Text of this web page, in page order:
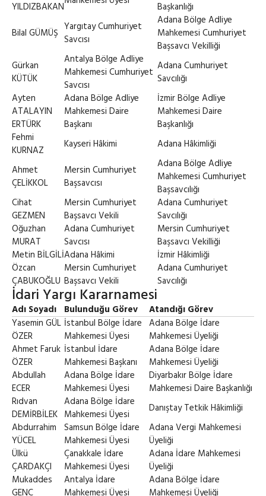
YILDIZBAKAN
Başkanlığı
Bilal GÜMÜŞ Yargıtay Cumhuriyet
Savcısı
Adana Bölge Adliye
Mahkemesi Cumhuriyet
Başsavcı Vekilliği
Gürkan
KÜTÜK
Antalya Bölge Adliye
Mahkemesi Cumhuriyet
Savcısı
Adana Cumhuriyet
Savcılığı
Ayten
ATALAYIN
ERTÜRK
Adana Bölge Adliye
Mahkemesi Daire
Başkanı
İzmir Bölge Adliye
Mahkemesi Daire
Başkanlığı
Fehmi
KURNAZ
Kayseri Hâkimi
Adana Hâkimliği
Ahmet
ÇELİKKOL
Mersin Cumhuriyet
Başsavcısı
Adana Bölge Adliye
Mahkemesi Cumhuriyet
Başsavcılığı
Cihat
GEZMEN
Mersin Cumhuriyet
Başsavcı Vekili
Adana Cumhuriyet
Savcılığı
Oğuzhan
MURAT
Adana Cumhuriyet
Savcısı
Mersin Cumhuriyet
Başsavcı Vekilliği
Metin BİLGİLİAdana Hâkimi
İzmir Hâkimliği
Özcan
ÇABUKOĞLU
Mersin Cumhuriyet
Başsavcı Vekili
Adana Cumhuriyet
Savcılığı
İdari Yargı Kararnamesi
Adı Soyadı Bulunduğu Görev
Atandığı Görev
Yasemin GÜL
ÖZER
İstanbul Bölge İdare
Mahkemesi Üyesi
Adana Bölge İdare
Mahkemesi Üyeliği
Ahmet Faruk
ÖZER
İstanbul İdare
Mahkemesi Başkanı
Adana Bölge İdare
Mahkemesi Üyeliği
Abdullah
ECER
Adana Bölge İdare
Mahkemesi Üyesi
Diyarbakır Bölge İdare
Mahkemesi Daire Başkanlığı
Rıdvan
DEMİRBİLEK
Adana Bölge İdare
Mahkemesi Üyesi
Danıştay Tetkik Hâkimliği
Abdurrahim
YÜCEL
Samsun Bölge İdare
Mahkemesi Üyesi
Adana Vergi Mahkemesi
Üyeliği
Ülkü
ÇARDAKÇI
Çanakkale İdare
Mahkemesi Üyesi
Adana İdare Mahkemesi
Üyeliği
Mukaddes
GENÇ
Antalya İdare
Mahkemesi Üyesi
Adana Bölge İdare
Mahkemesi Üyeliği